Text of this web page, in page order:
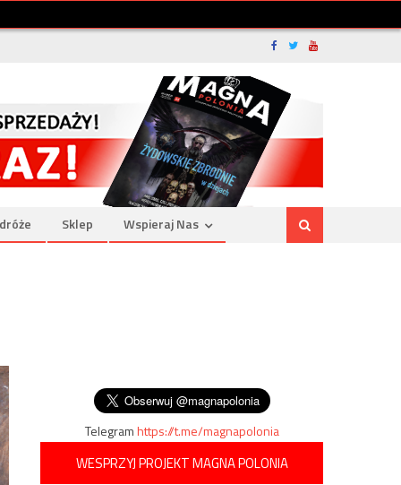
Sklep Wspieraj Nas
Telegramhttps://t.me/magnapolonia
WESPRZYJ PROJEKT MAGNA POLONIA